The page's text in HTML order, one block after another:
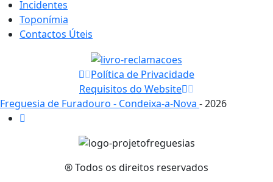
Incidentes
Toponímia
Contactos Úteis
Política de Privacidade
Requisitos do Website
Freguesia de Furadouro - Condeixa-a-Nova - 2026
® Todos os direitos reservados